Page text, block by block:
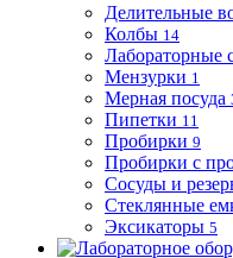
Делительные
Колбы 14
Лабораторные
Мензурки 1
Мерная посуда
Пипетки 11
Пробирки 9
Пробирки с
Сосуды и
Стеклянные
Эксикаторы 5